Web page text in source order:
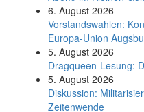
6. August 2026
Vorstandswahlen:
Europa-Union
5. August 2026
Dragqueen-Lesung:
5. August 2026
Diskussion:
Zeitenwende